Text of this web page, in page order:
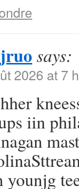
says:
2026 at 7
iin
younjg